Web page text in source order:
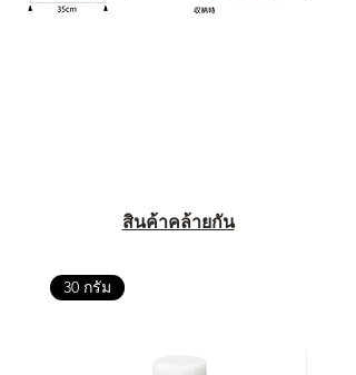
สินค้าคล้ายกัน
30 กรัม